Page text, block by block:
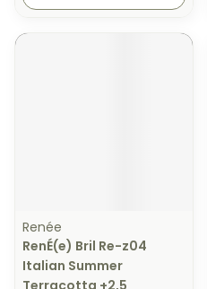
Renée
RenÉ(e) Bril Re-z04
Italian Summer
Terracotta +2,5